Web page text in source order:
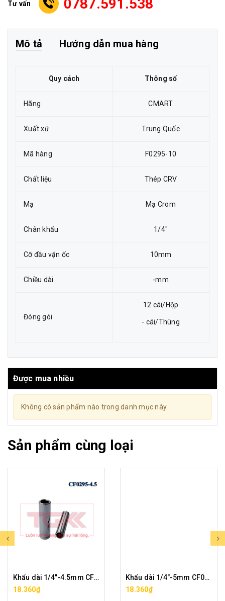
Tư vấn 0787.591.538
Mô tả Hướng dẫn mua hàng
Quy cách Thông số
Hãng CMART
Xuất xứ Trung Quốc
Mã hàng F0295-10
Chất liệu Thép CRV
Mạ Mạ Crom
Chân khẩu 1/4"
Cỡ đầu vặn ốc 10mm
Chiều dài -mm
Đóng gói
12 cái/Hộp
- cái/Thùng
Được mua nhiều
Không có sản phẩm nào trong danh mục này.
Sản phẩm cùng loại
Khẩu dài 1/4"-4.5mm CF0295-4.5
18.360₫
Khẩu dài 1/4"-5mm CF0295-5
18.360₫